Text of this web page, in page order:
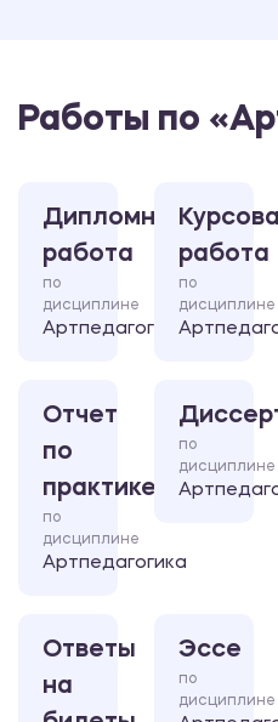
Работы по
Дипломная
работа
по
дисциплине
Артпедагогика
работа
по
дисциплине
Отчет
по
практике
по
дисциплине
Артпедагогика
по
дисциплине
Ответы
на
Эссе
по
дисциплине